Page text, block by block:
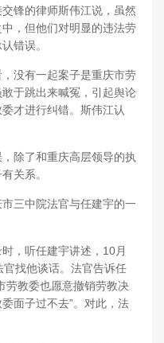
锋的律师斯伟江说，虽然
，但他们对明显的违法劳
错误。
没有一起案子是重庆市劳
于跳出来喊冤，引起舆论
才进行纠错。斯伟江认
除了和重庆高层领导的执
关系。
三中院法官与任建宇的一
，听任建宇讲述，10月
找他谈话。法官告诉任
劳教委也愿意撤销劳教决
面子过不去”。对此，法